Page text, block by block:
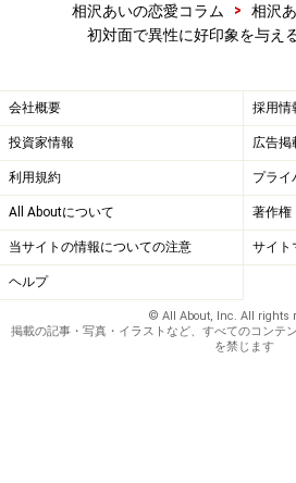
相沢あいの恋愛コラム
> 相沢
初対面で異性に好印象を与え
会社概要 採用情
投資家情報 広告掲
利用規約 プライ
All Aboutについて 著作権
当サイトの情報についての注意 サイト
ヘルプ
© All About, Inc. All rights
掲載の記事・写真・イラストなど、すべてのコンテ
を禁じます